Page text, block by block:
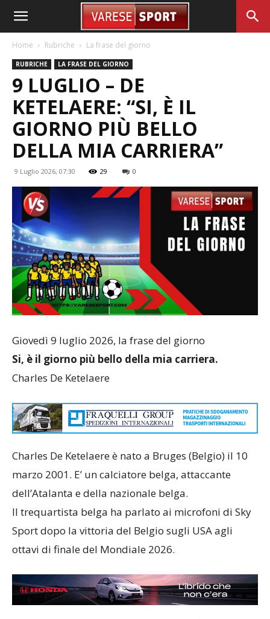
Home Rubriche La frase del giorno
RUBRICHE LA FRASE DEL GIORNO
9 LUGLIO – DE
KETELAERE: “SI, È IL
GIORNO PIÙ BELLO
DELLA MIA CARRIERA”
9 Luglio 2026, 07:30 29 0
Giovedì 9 luglio 2026, la frase del giorno
Si, è il giorno più bello della mia carriera.
Charles De Ketelaere
Charles De Ketelaere è nato a Bruges (Belgio) il 10
marzo 2001. E’ un calciatore belga, attaccante
dell’Atalanta e della nazionale belga.
Il trequartista belga ha parlato ai microfoni di Sky
Sport dopo la vittoria del Belgio sugli USA agli
ottavi di finale del Mondiale 2026.